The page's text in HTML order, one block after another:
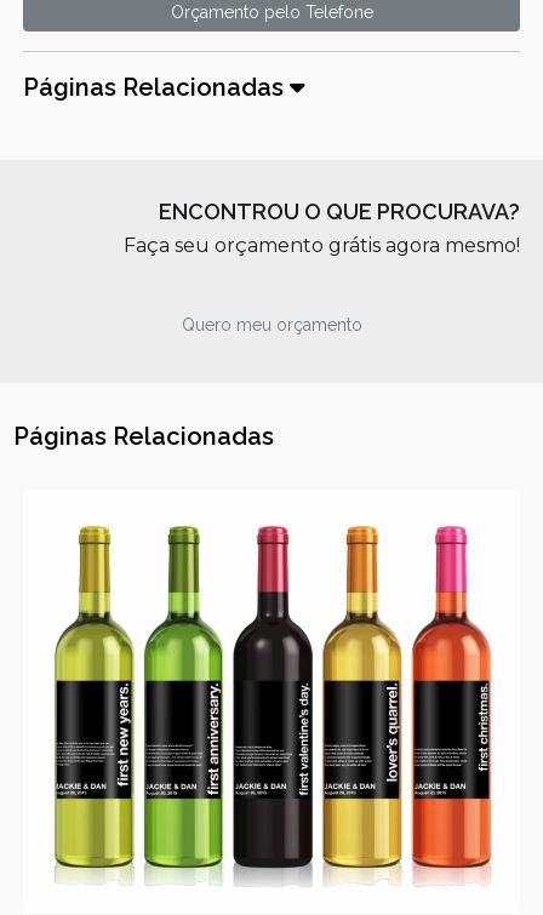
Orçamento pelo Telefone
Páginas Relacionadas
ENCONTROU O QUE PROCURAVA?
Faça seu orçamento grátis agora mesmo!
Quero meu orçamento
Páginas Relacionadas